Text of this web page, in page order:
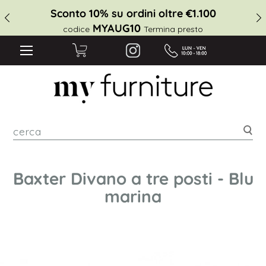
Sconto 10% su ordini oltre €1.100
codice MYAUG10 Termina presto
Baxter Divano a tre posti - Blu
marina